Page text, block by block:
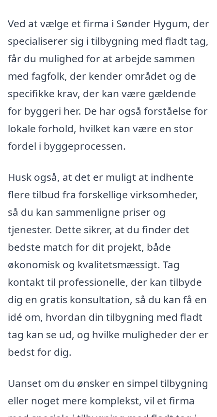
Ved at vælge et firma i Sønder Hygum, der
specialiserer sig i tilbygning med fladt tag,
får du mulighed for at arbejde sammen
med fagfolk, der kender området og de
specifikke krav, der kan være gældende
for byggeri her. De har også forståelse for
lokale forhold, hvilket kan være en stor
fordel i byggeprocessen.
Husk også, at det er muligt at indhente
flere tilbud fra forskellige virksomheder,
så du kan sammenligne priser og
tjenester. Dette sikrer, at du finder det
bedste match for dit projekt, både
økonomisk og kvalitetsmæssigt. Tag
kontakt til professionelle, der kan tilbyde
dig en gratis konsultation, så du kan få en
idé om, hvordan din tilbygning med fladt
tag kan se ud, og hvilke muligheder der er
bedst for dig.
Uanset om du ønsker en simpel tilbygning
eller noget mere komplekst, vil et firma